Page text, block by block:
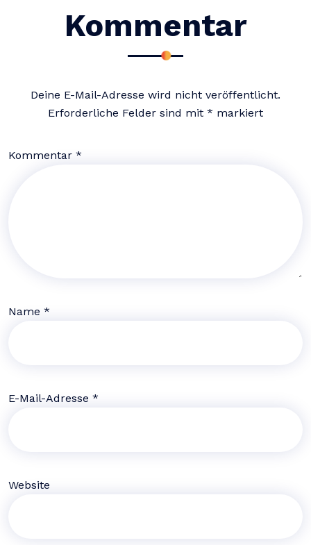
Kommentar
Deine E-Mail-Adresse wird nicht veröffentlicht.
Erforderliche Felder sind mit * markiert
Kommentar *
Name *
E-Mail-Adresse *
Website